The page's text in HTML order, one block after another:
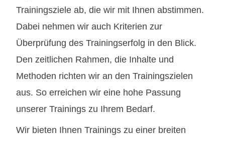
Trainingsziele ab, die wir mit Ihnen abstimmen.
Dabei nehmen wir auch Kriterien zur
Überprüfung des Trainingserfolg in den Blick.
Den zeitlichen Rahmen, die Inhalte und
Methoden richten wir an den Trainingszielen
aus. So erreichen wir eine hohe Passung
unserer Trainings zu Ihrem Bedarf.
Wir bieten Ihnen Trainings zu einer breiten